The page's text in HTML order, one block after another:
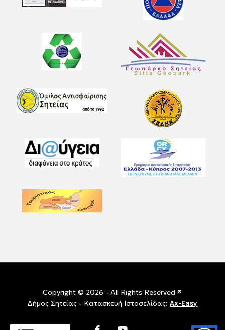
Copyright © 2026 - All Rights Reserved ®
Δήμος Σητείας - Κατασκευή Ιστοσελίδας:Ax-Easy